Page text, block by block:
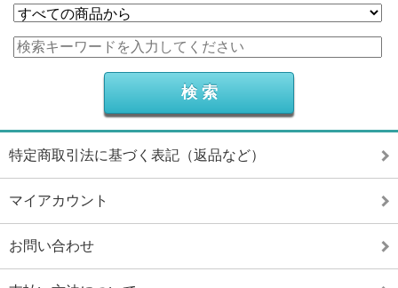
特定商取引法に基づく表記（返品など）
マイアカウント
お問い合わせ